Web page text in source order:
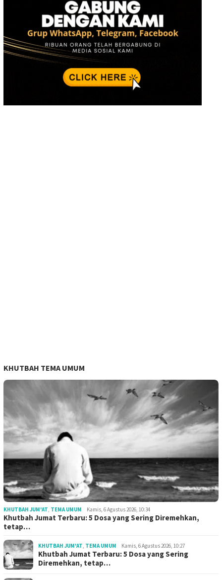
KHUTBAH TEMA UMUM
KHUTBAH JUM'AT, TEMA UMUM Kamis, 6 Agustus 2026, 10:34
Khutbah Jumat Terbaru: 5 Dosa yang Sering Diremehkan,
tetap…
KHUTBAH JUM'AT, TEMA UMUM Kamis, 6 Agustus 2026, 10:27
Khutbah Jumat Terbaru: 5 Dosa yang Sering
Diremehkan, tetap…